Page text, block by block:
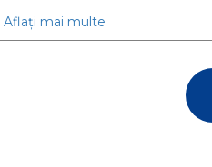
Aflați mai multe